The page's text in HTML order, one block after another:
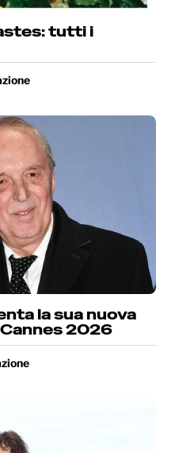
tutti i
la sua nuova
2026